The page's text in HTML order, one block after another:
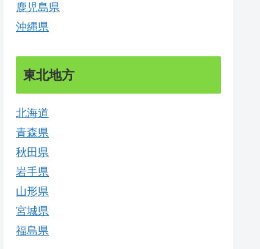
鹿児島県
沖縄県
東北地方
北海道
青森県
秋田県
岩手県
山形県
宮城県
福島県